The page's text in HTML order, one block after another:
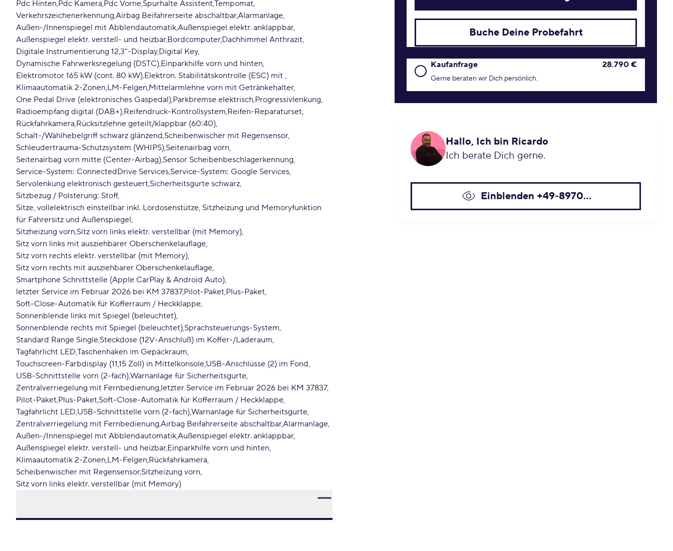
Buche Deine Probefahrt
Kaufanfrage Konditionen
Kaufanfrage
Gerne beraten wir Dich persönlich.
28.790 €
Hallo, Ich bin Ricardo
Ich berate Dich gerne.
Einblenden +49-8970...
Pdc Hinten Pdc Kamera Pdc Vorne Spurhalte AssistentTempomat
Verkehrszeichenerkennung Airbag Beifahrerseite abschaltbarAlarmanlage
Außen-/Innenspiegel mit AbblendautomatikAußenspiegel elektr. anklappbar
Außenspiegel elektr. verstell- und heizbar Bordcomputer Dachhimmel Anthrazit
Digitale Instrumentierung 12,3"-Display Digital Key
Dynamische Fahrwerksregelung (DSTC) Einparkhilfe vorn und hinten
Elektromotor 165 kW (cont. 80 kW) Elektron. Stabilitätskontrolle (ESC) mit
Klimaautomatik 2-Zonen LM-Felgen Mittelarmlehne vorn mit Getränkehalter
One Pedal Drive (elektronisches Gaspedal) Parkbremse elektrisch Progressivlenkung
Radioempfang digital (DAB+) Reifendruck-Kontrollsystem Reifen-Reparaturset
Rückfahrkamera Rücksitzlehne geteilt/klappbar (60:40)
Schalt-/Wählhebelgriff schwarz glänzend Scheibenwischer mit Regensensor
Schleudertrauma-Schutzsystem (WHIPS) Seitenairbag vorn
Seitenairbag vorn mitte (Center-Airbag) Sensor Scheibenbeschlagerkennung
Service-System: ConnectedDrive Services Service-System: Google Services
Servolenkung elektronisch gesteuert Sicherheitsgurte schwarz
Sitzbezug / Polsterung: Stoff
Sitze, vollelektrisch einstellbar inkl. Lordosenstütze, Sitzheizung und Memoryfunktion
für Fahrersitz und Außenspiegel
Sitzheizung vorn Sitz vorn links elektr. verstellbar (mit Memory)
Sitz vorn links mit ausziehbarer Oberschenkelauflage
Sitz vorn rechts elektr. verstellbar (mit Memory)
Sitz vorn rechts mit ausziehbarer Oberschenkelauflage
Smartphone Schnittstelle (Apple CarPlay & Android Auto)
letzter Service im Februar 2026 bei KM 37837 Pilot-Paket Plus-Paket
Soft-Close-Automatik für Kofferraum / Heckklappe
Sonnenblende links mit Spiegel (beleuchtet)
Sonnenblende rechts mit Spiegel (beleuchtet) Sprachsteuerungs-System
Standard Range Single Steckdose (12V-Anschluß) im Koffer-/Laderaum
Tagfahrlicht LED Taschenhaken im Gepäckraum
Touchscreen-Farbdisplay (11,15 Zoll) in Mittelkonsole USB-Anschlüsse (2) im Fond
USB-Schnittstelle vorn (2-fach)Warnanlage für Sicherheitsgurte
Zentralverriegelung mit Fernbedienung letzter Service im Februar 2026 bei KM 37837
Pilot-Paket Plus-Paket Soft-Close-Automatik für Kofferraum / Heckklappe
Tagfahrlicht LED USB-Schnittstelle vorn (2-fach)Warnanlage für Sicherheitsgurte
Zentralverriegelung mit Fernbedienung Airbag Beifahrerseite abschaltbarAlarmanlage
Außen-/Innenspiegel mit AbblendautomatikAußenspiegel elektr. anklappbar
Außenspiegel elektr. verstell- und heizbar Einparkhilfe vorn und hinten
Klimaautomatik 2-Zonen LM-Felgen Rückfahrkamera
Scheibenwischer mit Regensensor Sitzheizung vorn
Sitz vorn links elektr. verstellbar (mit Memory)